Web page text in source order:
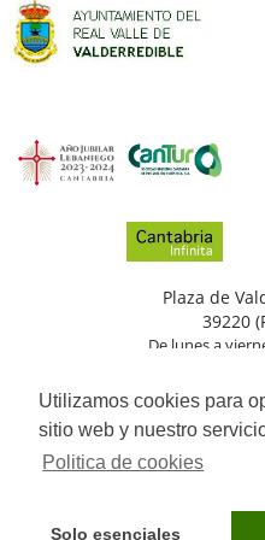
Utilizamos cookies para
sitio web y nuestro
Politica de cookies
Solo esenciales
Plaza de
39220
De lunes a
©2026 Ayuntamiento del
Aviso Legal
Política de